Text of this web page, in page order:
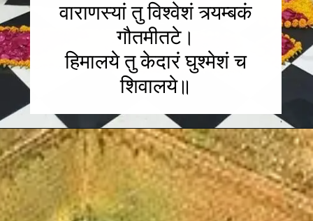
वाराणस्यां तु विश्वेशं त्र्यम्बकं
गौतमीतटे।
हिमालये तु केदारं घुश्मेशं च
शिवालये॥